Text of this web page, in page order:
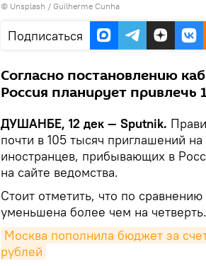
© Unsplash / Guilherme Cunha
Подписаться
Согласно постановлению
Россия планирует
ДУШАНБЕ, 12 дек — Sputnik.
почти в 105 тысяч приглашений
иностранцев, прибывающих в
на сайте ведомства.
Стоит отметить, что по
уменьшена более чем на четверть.
Москва пополнила бюджет за
рублей